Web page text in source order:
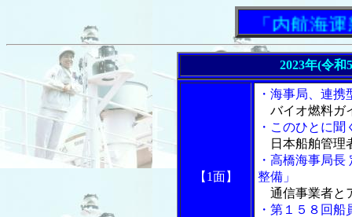
「内航海運新
2023年(令
【1面】
・海事局、連
バイオ燃料ガ
・このひとに
日本船舶管理
・高橋海事局
整備」
通信事業者と
・第１５８回